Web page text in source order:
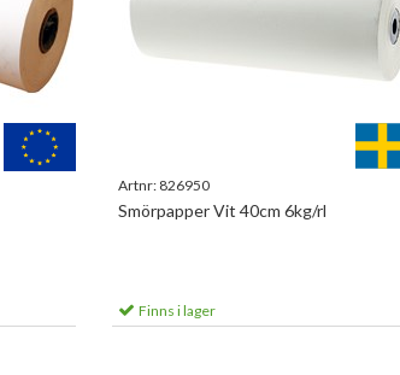
Artnr: 826950
Smörpapper Vit 40cm 6kg/rl
Finns i lager